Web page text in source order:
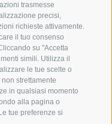
trasmesse
precisi,
richieste attivamente.
il tuo consenso
su "Accetta
simili. Utilizza il
le tue scelte o
strettamente
in qualsiasi momento
alla pagina o
tue preferenze si